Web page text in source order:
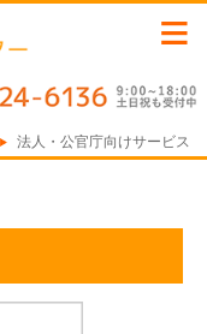
法人・公官庁向けサービス
≡